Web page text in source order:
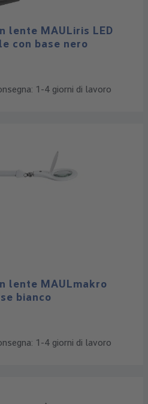
lente MAULiris LED
con base nero
1-4 giorni di lavoro
lente MAULmakro
bianco
1-4 giorni di lavoro